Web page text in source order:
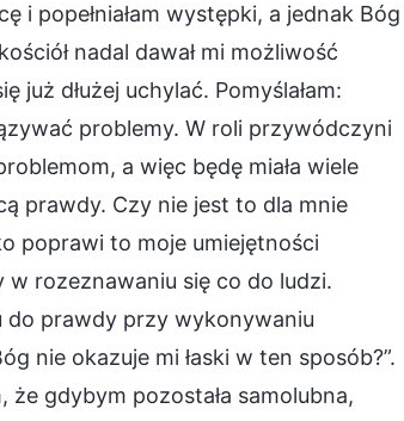
i popełniałam występki, a jednak Bóg
nadal dawał mi możliwość
dłużej uchylać. Pomyślałam:
problemy. W roli przywódczyni
a więc będę miała wiele
prawdy. Czy nie jest to dla mnie
poprawi to moje umiejętności
rozeznawaniu się co do ludzi.
do prawdy przy wykonywaniu
nie okazuje mi łaski w ten sposób?”.
że gdybym pozostała samolubna,